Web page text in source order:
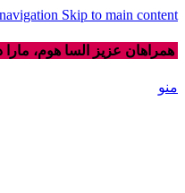
Skip to main content
همراهان عزیز السا هوم، مارا
منو